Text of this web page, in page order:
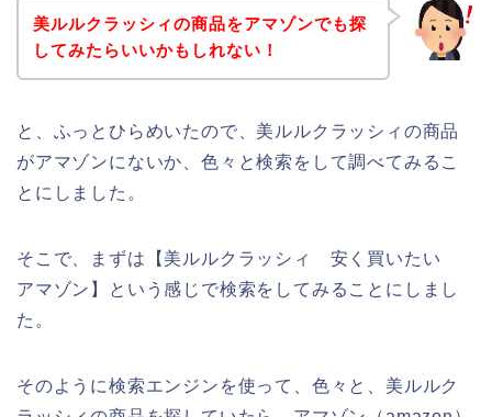
美ルルクラッシィの商品をアマゾンでも探
してみたらいいかもしれない！
と、ふっとひらめいたので、美ルルクラッシィの商品
がアマゾンにないか、色々と検索をして調べてみるこ
とにしました。
そこで、まずは【美ルルクラッシィ 安く買いたい
アマゾン】という感じで検索をしてみることにしまし
た。
そのように検索エンジンを使って、色々と、美ルルク